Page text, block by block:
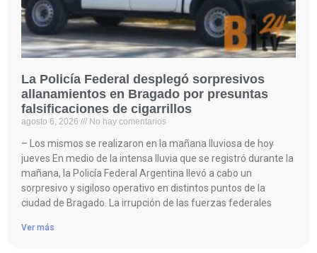
La Policía Federal desplegó sorpresivos
allanamientos en Bragado por presuntas
falsificaciones de cigarrillos
agosto 6, 2026 No hay comentarios
– Los mismos se realizaron en la mañana lluviosa de hoy
jueves En medio de la intensa lluvia que se registró durante la
mañana, la Policía Federal Argentina llevó a cabo un
sorpresivo y sigiloso operativo en distintos puntos de la
ciudad de Bragado. La irrupción de las fuerzas federales
Ver más